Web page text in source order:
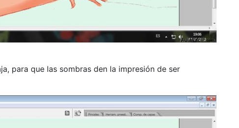
para que las sombras den la impresión de ser